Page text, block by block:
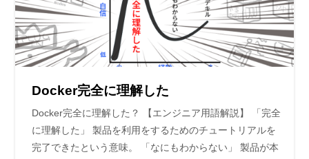
Docker完全に理解した
Docker完全に理解した？ 【エンジニア用語解説】 「完全
に理解した」 製品を利用をするためのチュートリアルを
完了できたという意味。 「なにもわからない」 製品が本